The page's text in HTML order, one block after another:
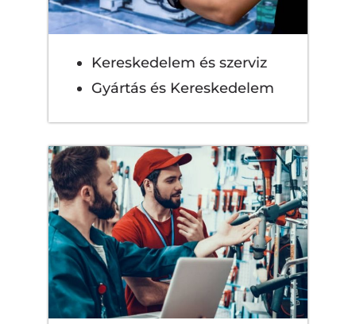
Kereskedelem és szerviz
Gyártás és Kereskedelem